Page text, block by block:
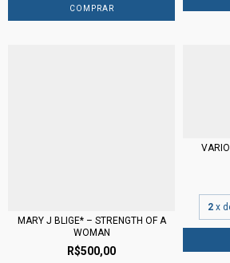
MARY J BLIGE* – STRENGTH OF A
WOMAN
R$500,00
2 x